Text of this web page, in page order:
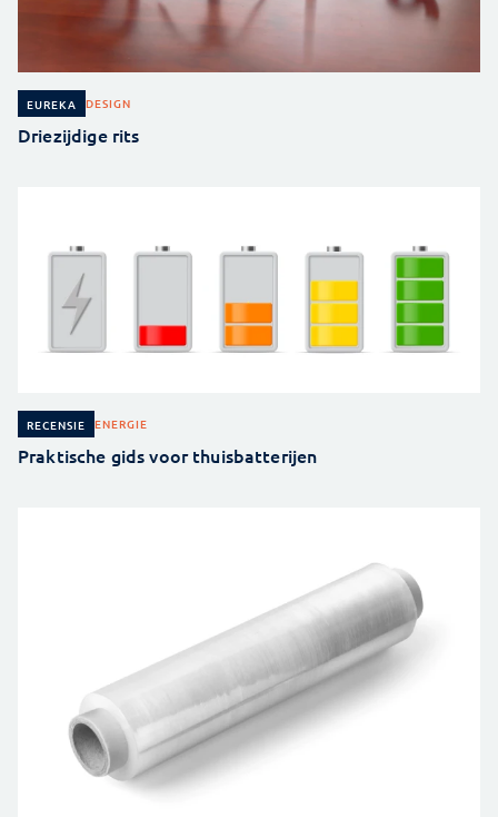
EUREKA DESIGN
Driezijdige rits
RECENSIE ENERGIE
Praktische gids voor thuisbatterijen